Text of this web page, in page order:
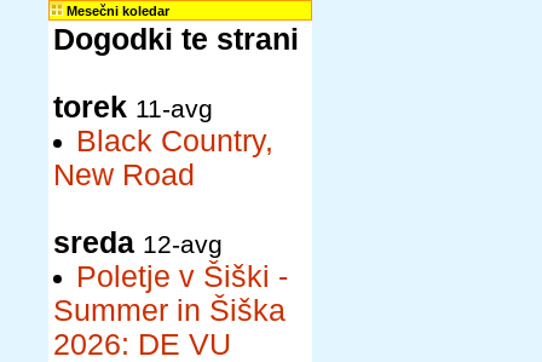
Mesečni koledar
Dogodki te strani
torek 11-avg
Black Country,
New Road
sreda 12-avg
Poletje v Šiški -
Summer in Šiška
2026: DE VU